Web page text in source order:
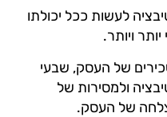
לעשות ככל יכולתו
ויותר.
של העסק, שבעי
ולמסירות של
של העסק.